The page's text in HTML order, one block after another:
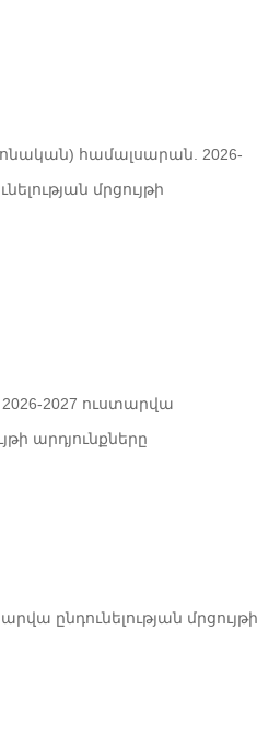
համալսարան. 2026-
մրցույթի
2027 ուստարվա
արդյունքները
ընդունելության մրցույթի